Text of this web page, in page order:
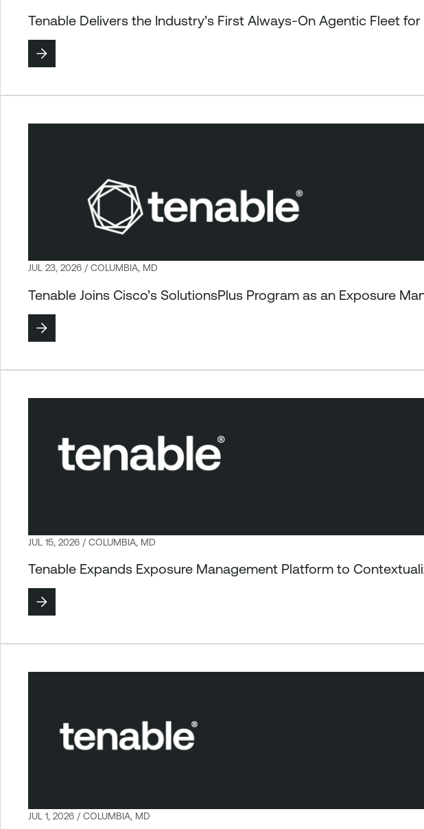
Tenable Delivers the Industry’s First Always-On Agentic Fleet
JUL 23, 2026 / COLUMBIA, MD
Tenable Joins Cisco’s SolutionsPlus Program as an Exposure
JUL 15, 2026 / COLUMBIA, MD
Tenable Expands Exposure Management Platform to
JUL 1, 2026 / COLUMBIA, MD